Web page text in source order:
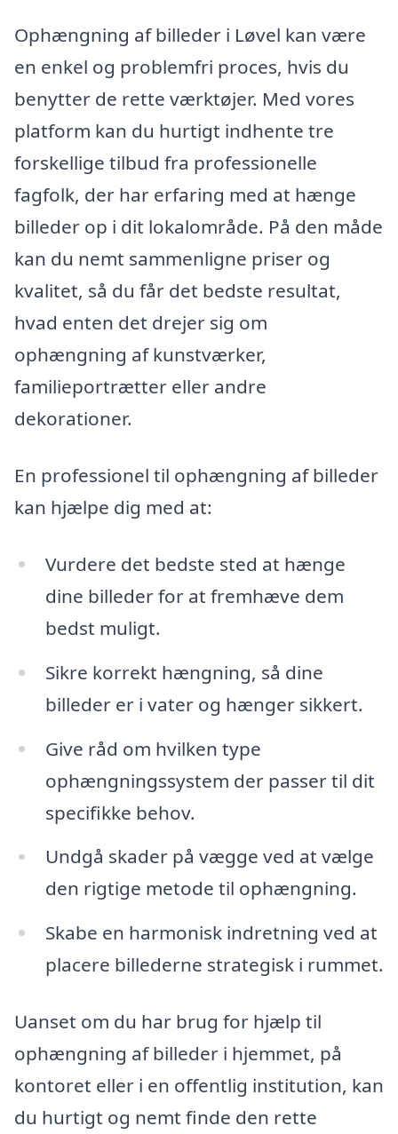
Ophængning af billeder i Løvel kan være
en enkel og problemfri proces, hvis du
benytter de rette værktøjer. Med vores
platform kan du hurtigt indhente tre
forskellige tilbud fra professionelle
fagfolk, der har erfaring med at hænge
billeder op i dit lokalområde. På den måde
kan du nemt sammenligne priser og
kvalitet, så du får det bedste resultat,
hvad enten det drejer sig om
ophængning af kunstværker,
familieportrætter eller andre
dekorationer.
En professionel til ophængning af billeder
kan hjælpe dig med at:
Vurdere det bedste sted at hænge
dine billeder for at fremhæve dem
bedst muligt.
Sikre korrekt hængning, så dine
billeder er i vater og hænger sikkert.
Give råd om hvilken type
ophængningssystem der passer til dit
specifikke behov.
Undgå skader på vægge ved at vælge
den rigtige metode til ophængning.
Skabe en harmonisk indretning ved at
placere billederne strategisk i rummet.
Uanset om du har brug for hjælp til
ophængning af billeder i hjemmet, på
kontoret eller i en offentlig institution, kan
du hurtigt og nemt finde den rette